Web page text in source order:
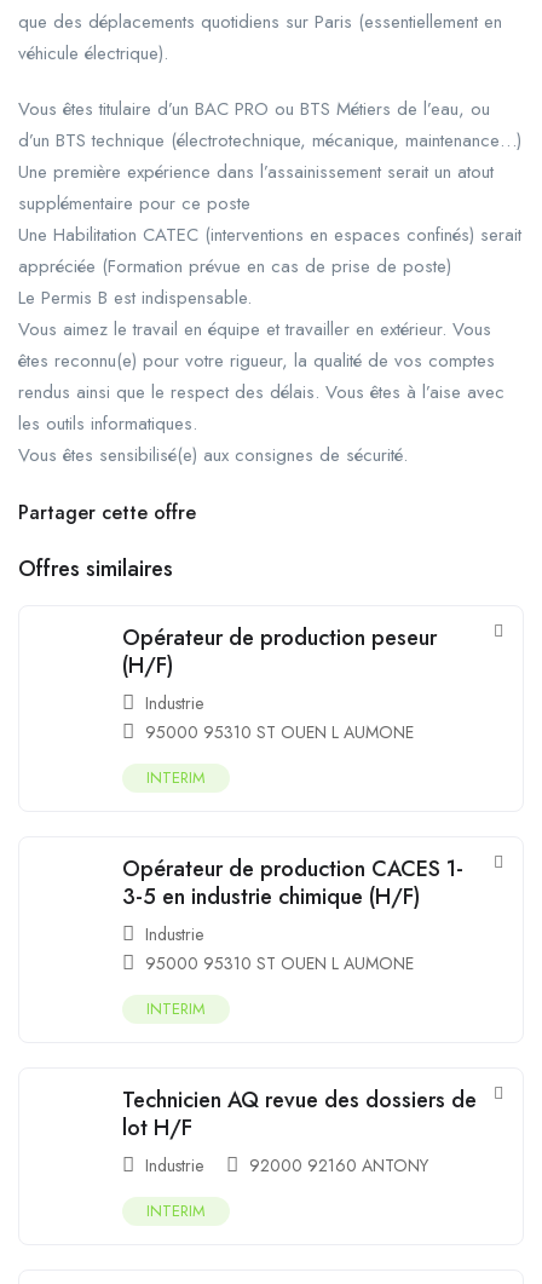
que des déplacements quotidiens sur Paris (essentiellement en
véhicule électrique).
Vous êtes titulaire d’un BAC PRO ou BTS Métiers de l’eau, ou
d’un BTS technique (électrotechnique, mécanique, maintenance…)
Une première expérience dans l’assainissement serait un atout
supplémentaire pour ce poste
Une Habilitation CATEC (interventions en espaces confinés) serait
appréciée (Formation prévue en cas de prise de poste)
Le Permis B est indispensable.
Vous aimez le travail en équipe et travailler en extérieur. Vous
êtes reconnu(e) pour votre rigueur, la qualité de vos comptes
rendus ainsi que le respect des délais. Vous êtes à l’aise avec
les outils informatiques.
Vous êtes sensibilisé(e) aux consignes de sécurité.
Partager cette offre
Offres similaires
Opérateur de production peseur
(H/F)
Industrie
95000 95310 ST OUEN L AUMONE
INTERIM
Opérateur de production CACES 1-
3-5 en industrie chimique (H/F)
Industrie
95000 95310 ST OUEN L AUMONE
INTERIM
Technicien AQ revue des dossiers de
lot H/F
Industrie 92000 92160 ANTONY
INTERIM